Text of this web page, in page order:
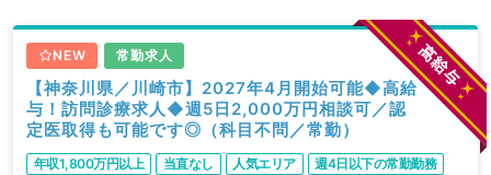
NEW 常勤求人
【神奈川県／川崎市】2027年4月開始可能◆高給
与！訪問診療求人◆週5日2,000万円相談可／認
定医取得も可能です◎（科目不問／常勤）
年収1,800万円以上 当直なし 人気エリア
週4日以下の常勤勤務